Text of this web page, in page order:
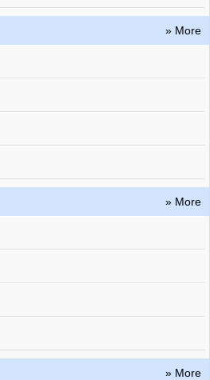
» More
» More
» More